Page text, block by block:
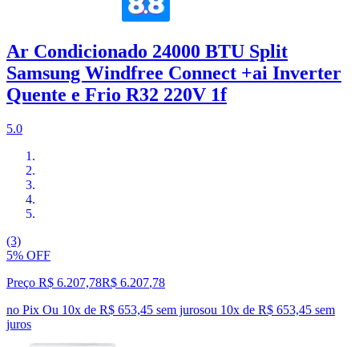
Ar Condicionado 24000 BTU Split
Samsung Windfree Connect +ai Inverter
Quente e Frio R32 220V 1f
5.0
(3)
5% OFF
Preço R$ 6.207,78R$ 6.207,78
no Pix Ou 10x de R$ 653,45 sem jurosou 10x de R$ 653,45 sem
juros